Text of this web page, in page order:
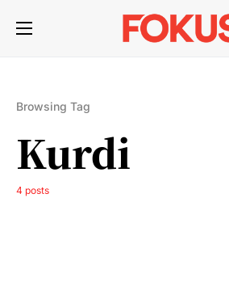
Browsing Tag
Kurdi
4 posts